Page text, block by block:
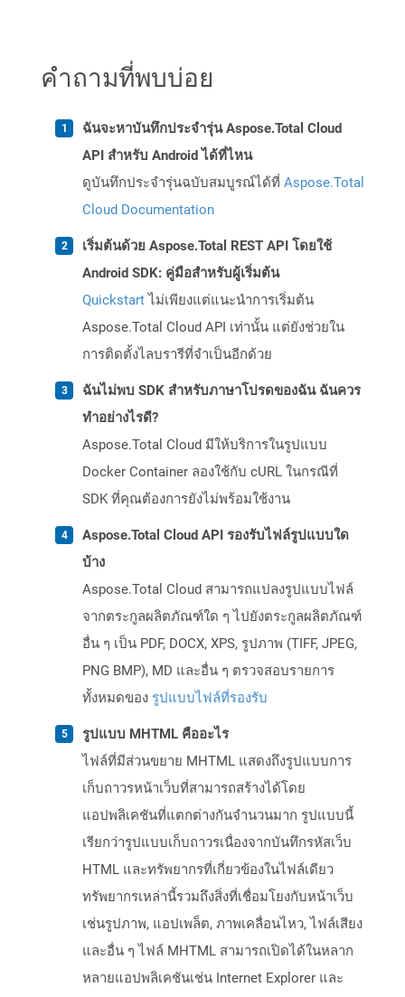
คำถามที่พบบ่อย
ฉันจะหาบันทึกประจำรุ่น Aspose.Total Cloud
API สำหรับ Android ได้ที่ไหน
ดูบันทึกประจำรุ่นฉบับสมบูรณ์ได้ที่ Aspose.Total
Cloud Documentation
เริ่มต้นด้วย Aspose.Total REST API โดยใช้
Android SDK: คู่มือสำหรับผู้เริ่มต้น
Quickstartไม่เพียงแต่แนะนำการเริ่มต้น
Aspose.Total Cloud API เท่านั้น แต่ยังช่วยใน
การติดตั้งไลบรารีที่จำเป็นอีกด้วย
ฉันไม่พบ SDK สำหรับภาษาโปรดของฉัน ฉันควร
ทำอย่างไรดี?
Aspose.Total Cloud มีให้บริการในรูปแบบ
Docker Container ลองใช้กับ cURL ในกรณีที่
SDK ที่คุณต้องการยังไม่พร้อมใช้งาน
Aspose.Total Cloud API รองรับไฟล์รูปแบบใด
บ้าง
Aspose.Total Cloud สามารถแปลงรูปแบบไฟล์
จากตระกูลผลิตภัณฑ์ใด ๆ ไปยังตระกูลผลิตภัณฑ์
อื่น ๆ เป็น PDF, DOCX, XPS, รูปภาพ (TIFF, JPEG,
PNG BMP), MD และอื่น ๆ ตรวจสอบรายการ
ทั้งหมดของ รูปแบบไฟล์ที่รองรับ
รูปแบบ MHTML คืออะไร
ไฟล์ที่มีส่วนขยาย MHTML แสดงถึงรูปแบบการ
เก็บถาวรหน้าเว็บที่สามารถสร้างได้โดย
แอปพลิเคชันที่แตกต่างกันจำนวนมาก รูปแบบนี้
เรียกว่ารูปแบบเก็บถาวรเนื่องจากบันทึกรหัสเว็บ
HTML และทรัพยากรที่เกี่ยวข้องในไฟล์เดียว
ทรัพยากรเหล่านี้รวมถึงสิ่งที่เชื่อมโยงกับหน้าเว็บ
เช่นรูปภาพ, แอปเพล็ต, ภาพเคลื่อนไหว, ไฟล์เสียง
และอื่น ๆ ไฟล์ MHTML สามารถเปิดได้ในหลาก
หลายแอปพลิเคชันเช่น Internet Explorer และ